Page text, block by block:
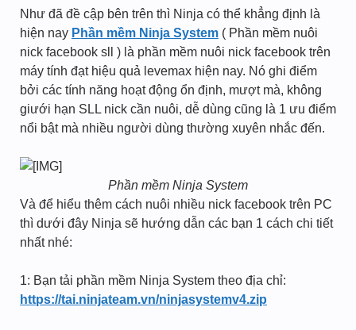
Như đã đề cập bên trên thì Ninja có thể khẳng định là
hiện nay Phần mềm Ninja System ( Phần mềm nuôi
nick facebook sll ) là phần mềm nuôi nick facebook trên
máy tính đạt hiệu quả levemax hiện nay. Nó ghi điểm
bởi các tính năng hoạt động ổn định, mượt mà, không
giưới hạn SLL nick cần nuôi, dễ dùng cũng là 1 ưu điểm
nổi bật mà nhiều người dùng thường xuyên nhắc đến.
Phần mềm Ninja System
Và để hiểu thêm cách nuôi nhiều nick facebook trên PC
thì dưới đây Ninja sẽ hướng dẫn các bạn 1 cách chi tiết
nhất nhé:
1: Bạn tải phần mềm Ninja System theo địa chỉ:
https://tai.ninjateam.vn/ninjasystemv4.zip